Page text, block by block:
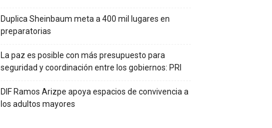
Duplica Sheinbaum meta a 400 mil lugares en
preparatorias
La paz es posible con más presupuesto para
seguridad y coordinación entre los gobiernos: PRI
DIF Ramos Arizpe apoya espacios de convivencia a
los adultos mayores